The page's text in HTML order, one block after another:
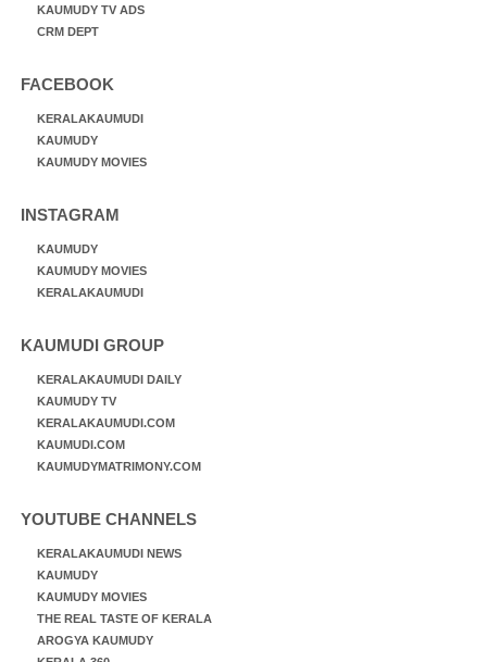
KAUMUDY TV ADS
CRM DEPT
FACEBOOK
KERALAKAUMUDI
KAUMUDY
KAUMUDY MOVIES
INSTAGRAM
KAUMUDY
KAUMUDY MOVIES
KERALAKAUMUDI
KAUMUDI GROUP
KERALAKAUMUDI DAILY
KAUMUDY TV
KERALAKAUMUDI.COM
KAUMUDI.COM
KAUMUDYMATRIMONY.COM
YOUTUBE CHANNELS
KERALAKAUMUDI NEWS
KAUMUDY
KAUMUDY MOVIES
THE REAL TASTE OF KERALA
AROGYA KAUMUDY